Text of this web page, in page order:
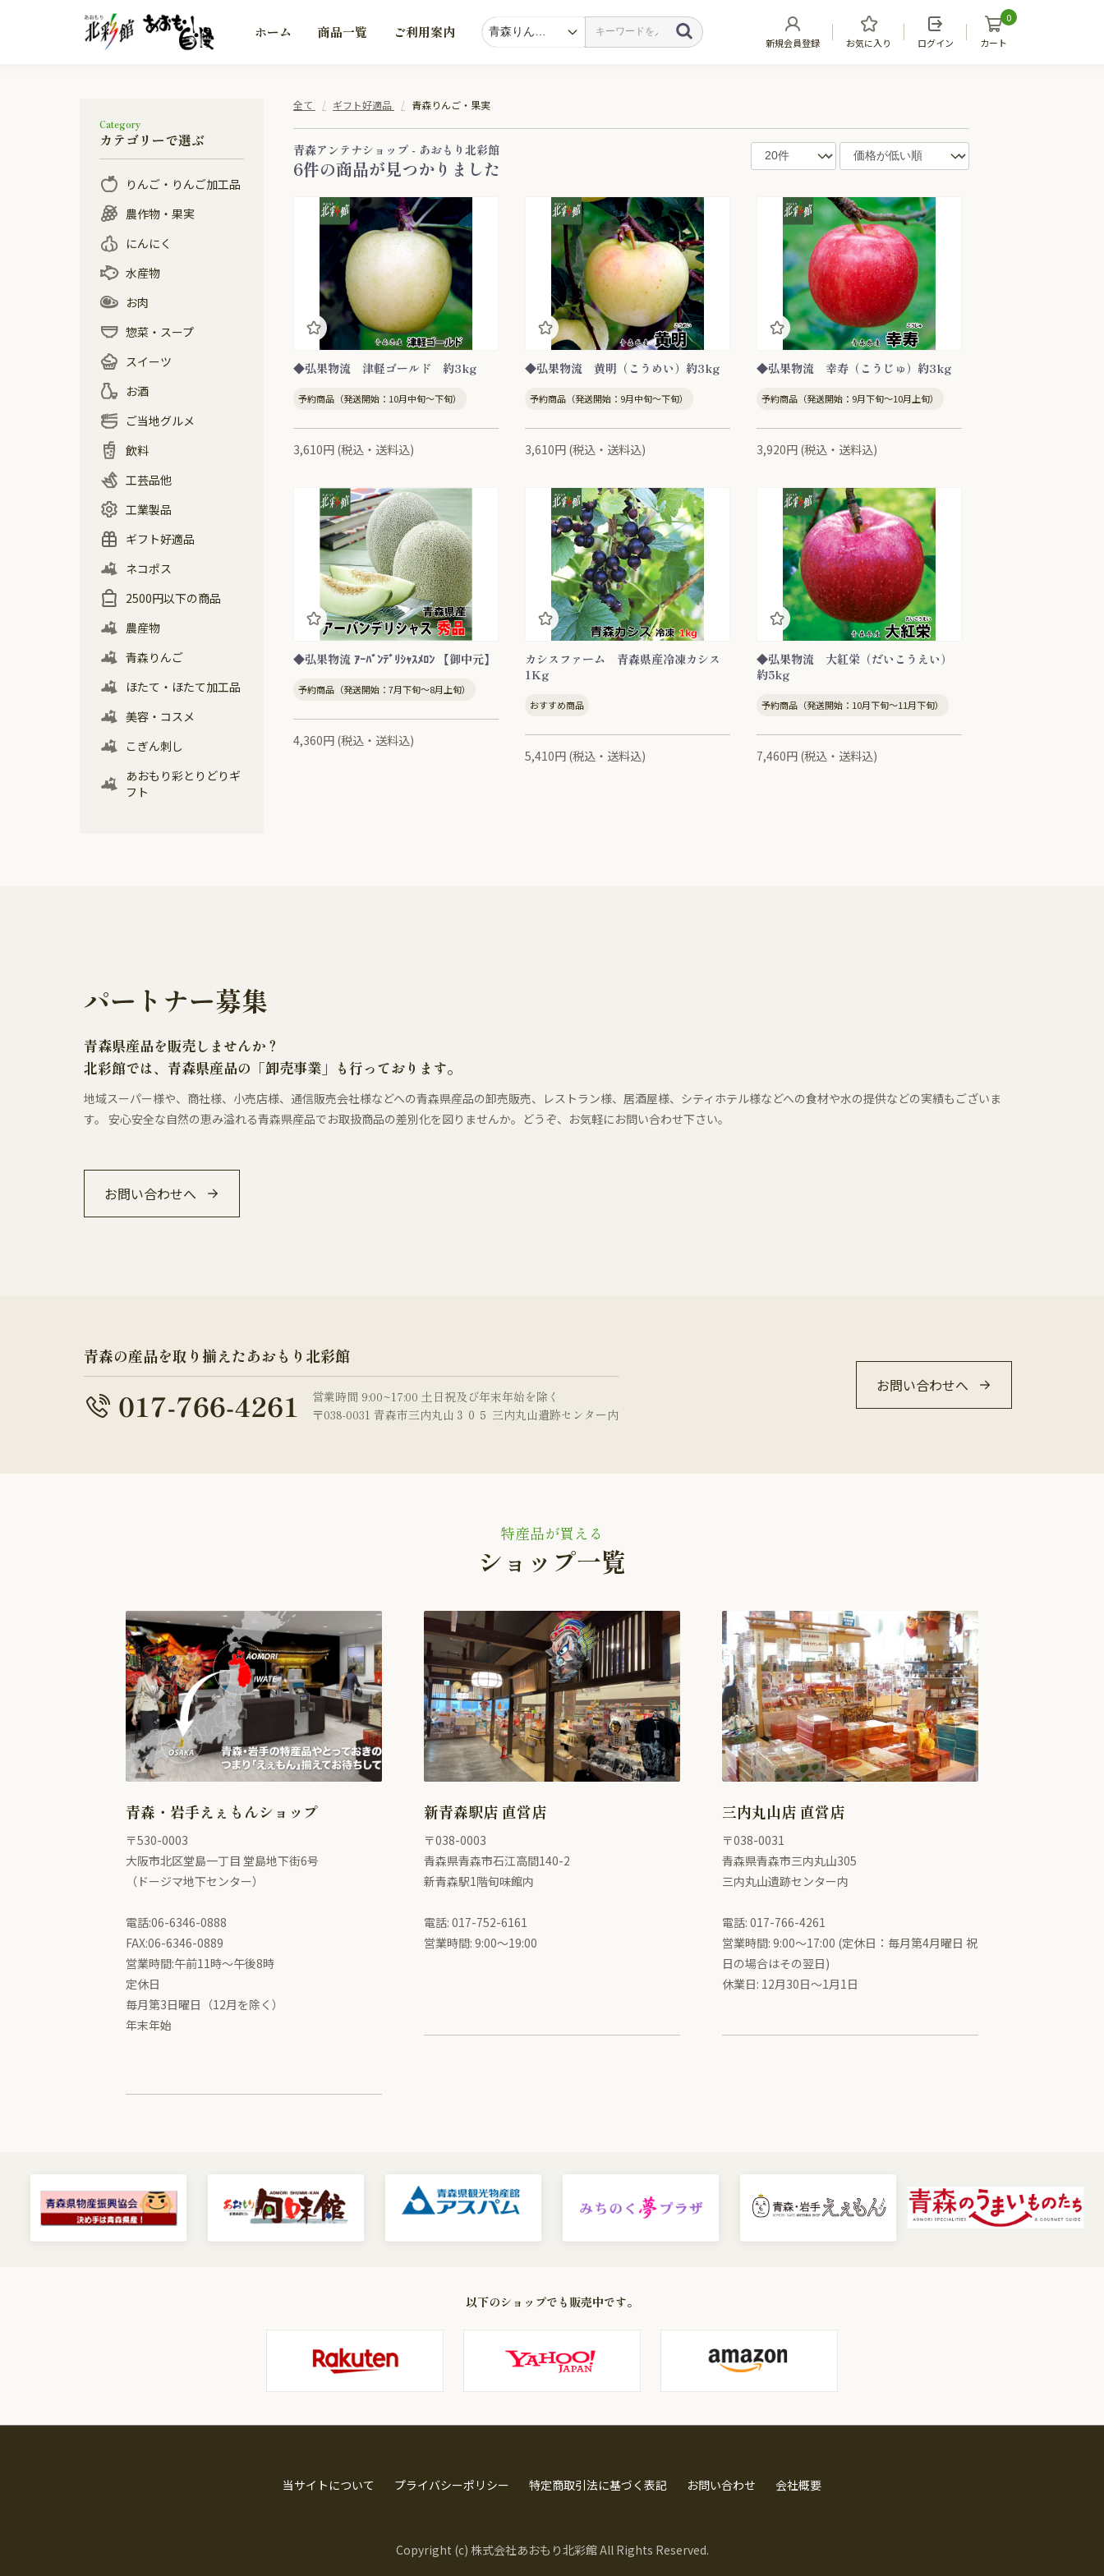
ホーム 商品一覧 ご利用案内
新規会員登録 お気に入り ログイン
0
カート
Category
カテゴリーで選ぶ
りんご・りんご加工品
りんご
早生りんご
りんごジュース
ジャム
りんごスイーツ
農作物・果実
農産物
長いも
とうもろこし・毛豆
アピオス
農産物 加工品
果実
メロン
カシス
果実加工品
にんにく
黒にんにく
にんにく・にんにく加工
水産物
ほたて
しじみ
ねぶた漬
水産 加工品
お肉
惣菜・スープ
総菜
スープ
スイーツ
和菓子
洋菓子
せんべい
アイス
お酒
日本酒
焼酎
ワイン・その他
ご当地グルメ
せんべい汁
バラ焼き
ラーメン・麺
カレー
その他
飲料
お茶
水・その他
工芸品他
工芸品他
ヒバ
美容・コスメ
工業製品
工業製品
ギフト好適品
青森りんご・果実
りんごジュース
ほたて・しじみ
農産物
水産物
お肉
お酒
飲料
お菓子
麺類・スープ
お手軽ご飯
ネコポス
2500円以下の商品
農産物
青森りんご
ほたて・ほたて加工品
美容・コスメ
こぎん刺し
あおもり彩とりどりギ
フト
全て ギフト好適品 青森りんご・果実
青森アンテナショップ - あおもり北彩館
6件の商品が見つかりました
◆弘果物流 津軽ゴールド 約3kg
予約商品（発送開始：10月中旬～下旬）
3,610円 (税込・送料込)
◆弘果物流 黄明（こうめい）約3kg
予約商品（発送開始：9月中旬～下旬）
3,610円 (税込・送料込)
◆弘果物流 幸寿（こうじゅ）約3kg
予約商品（発送開始：9月下旬～10月上旬）
3,920円 (税込・送料込)
◆弘果物流 ｱｰﾊﾞﾝﾃﾞﾘｼｬｽﾒﾛﾝ 【御中元】
予約商品（発送開始：7月下旬～8月上旬）
4,360円 (税込・送料込)
カシスファーム 青森県産冷凍カシス
1Kg
おすすめ商品
5,410円 (税込・送料込)
◆弘果物流 大紅栄（だいこうえい）
約5kg
予約商品（発送開始：10月下旬～11月下旬）
7,460円 (税込・送料込)
パートナー募集
青森県産品を販売しませんか？
北彩館では、青森県産品の「卸売事業」も行っております。
地域スーパー様や、商社様、小売店様、通信販売会社様などへの青森県産品の卸売販売、レストラン様、居酒屋様、シティホテル様などへの食材や水の提供などの実績もございま
す。 安心安全な自然の恵み溢れる青森県産品でお取扱商品の差別化を図りませんか。どうぞ、お気軽にお問い合わせ下さい。
お問い合わせへ
青森の産品を取り揃えたあおもり北彩館
営業時間 9:00~17:00 土日祝及び年末年始を除く
〒038-0031 青森市三内丸山３０５ 三内丸山遺跡センター内
お問い合わせへ
特産品が買える
ショップ一覧
青森・岩手えぇもんショップ
〒530-0003
大阪市北区堂島一丁目 堂島地下街6号
（ドージマ地下センター）
電話:06-6346-0888
FAX:06-6346-0889
営業時間:午前11時～午後8時
定休日
毎月第3日曜日（12月を除く）
年末年始
新青森駅店 直営店
〒038-0003
青森県青森市石江高間140-2
新青森駅1階旬味館内
電話: 017-752-6161
営業時間: 9:00〜19:00
三内丸山店 直営店
〒038-0031
青森県青森市三内丸山305
三内丸山遺跡センター内
電話: 017-766-4261
営業時間: 9:00〜17:00 (定休日：毎月第4月曜日 祝
日の場合はその翌日)
休業日: 12月30日～1月1日
以下のショップでも販売中です。
当サイトについて プライバシーポリシー 特定商取引法に基づく表記 お問い合わせ 会社概要
Copyright (c) 株式会社あおもり北彩館 All Rights Reserved.